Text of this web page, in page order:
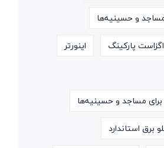
و حسینیه‌ها
اگزاست پارکینگ
اینورتر
مساجد و حسینیه‌ها
برق استاندارد